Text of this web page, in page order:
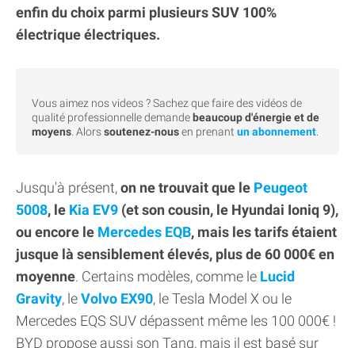
enfin du choix parmi plusieurs SUV 100%
électrique électriques.
Vous aimez nos videos ? Sachez que faire des vidéos de
qualité professionnelle demande beaucoup d'énergie et de
moyens. Alorssoutenez-nousen prenant un abonnement.
Jusqu'à présent,on ne trouvait que le Peugeot
5008, le Kia EV9 (et son cousin, le Hyundai Ioniq 9),
ou encore le Mercedes EQB, mais les tarifs étaient
jusque là sensiblement élevés, plus de 60 000€ en
moyenne. Certains modèles, comme le Lucid
Gravity, leVolvo EX90, le Tesla Model X ou le
Mercedes EQS SUV dépassent même les 100 000€ !
BYD propose aussi son Tang, mais il est basé sur